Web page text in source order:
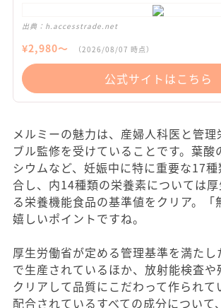
出典： h.accesstrade.net
¥2,980〜 （2026/08/07 時点）
公式サイトはこちら
メルミーの魅力は、産婦人科医と管
ブル監修を受けていることです。葉酸
シウムなど、妊娠中に特に重要な17
合し、内14種類の栄養素については
る栄養機能食品の基準値をクリア。「
嬉しいポイントですね。
厚生労働省が定める管理基準を満たし
で生産されているほか、放射能検査や
クリアして品質にこだわって作られて
配合されているすべての成分について